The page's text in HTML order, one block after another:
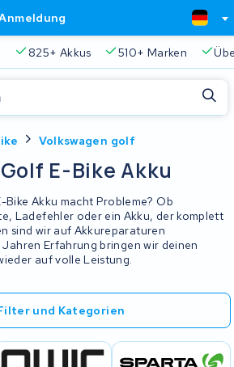
825+ Akkus 510+ Marken
Volkswagen golf
E-Bike Akku
Bike Akku macht Probleme? Ob
Ladefehler oder ein Akku, der komplett
sind wir auf Akkureparaturen
Jahren Erfahrung bringen wir deinen
auf volle Leistung.
und Kategorien
Warenkorb ist leer.
Lösung 2 Jahre Garantie
Schließen
in der Suchleiste, um zu suchen